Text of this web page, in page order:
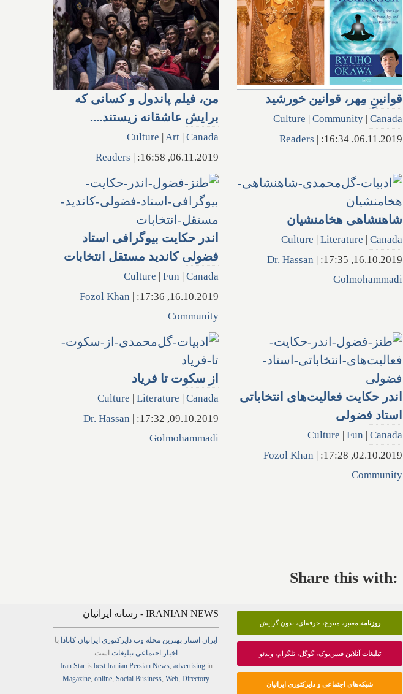
من‌، فیلم پاندول و کسانی که
برایش عاشقانه زیستند....
Culture Art Canada
06.11.2019, 16:58:
Readers
قوانین‌ِ مِهر، قوانین خورشید
Culture Community Canada
06.11.2019, 16:34:
Readers
اندر حکایت بیوگرافی استاد
فضولی کاندید مستقل انتخابات
Culture Fun
Canada
16.10.2019, 17:36:
Fozol Khan
Community
شاهنشاهی هخامنشیان
Culture Literature
Canada
16.10.2019, 17:35:
Dr. Hassan
Golmohammadi
از سکوت تا فریاد
Culture Literature
Canada
09.10.2019, 17:32:
Dr. Hassan
Golmohammadi
اندر حکایت فعالیت‌های انتخاباتی
استاد فضولی
Culture Fun
Canada
02.10.2019, 17:28:
Fozol Khan
Community
IRANIAN NEWS - رسانه ایرانیان
ایران استار بهترین مجله وب دایرکتوری ایرانیان کانادا با
اخبار
اجتماعی تبلیغات است
Iran Staris best Iranian Persian News, advertisingin
Magazine, online, Social Business, Web, Directory
روزنامه معتبر، متنوع، حرفه‌ای، بدون گرایش
تبلیغات آنلاینفیس‌بوک، گوگل، تلگرام، ویدئو
شبکه‌های اجتماعی و دایرکتوری ایرانیان